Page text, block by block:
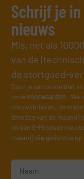
Schrijf je
nieuws
Mis, net als
van de
de stortgoed-
Door je aan te melden
onzevoorwaarden . We
nieuwsbrieven, de
dinsdag van de maand)
en één E-Product
maand) die gericht is